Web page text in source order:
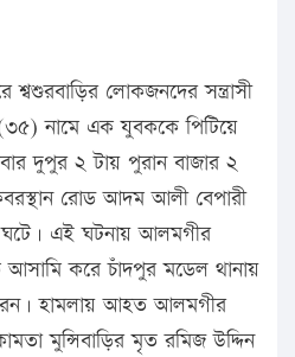
শ্বশুরবাড়ির লোকজনদের সন্ত্রাসী
নামে এক যুবককে পিটিয়ে
দুপুর ২ টায় পুরান বাজার ২
রোড আদম আলী বেপারী
ঘটে। এই ঘটনায় আলমগীর
করে চাঁদপুর মডেল থানায়
হামলায় আহত আলমগীর
মুন্সিবাড়ির মৃত রমিজ উদ্দিন